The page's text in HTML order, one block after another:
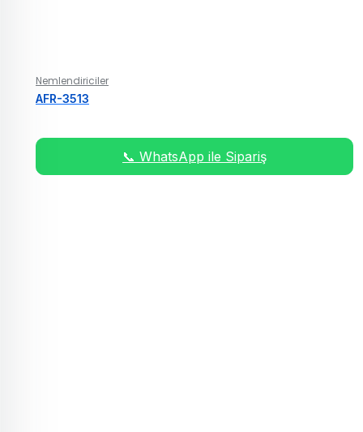
Nemlendiriciler
AFR-3513
📞 WhatsApp ile Sipariş